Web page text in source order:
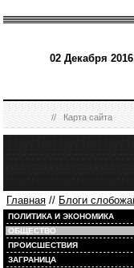
02 Декабря 2016
//Карта сайта
Главная // Блоги
ПОЛИТИКА И ЭКОНОМИКА
ОБЩЕСТВО
ПРОИСШЕСТВИЯ
ЗАГРАНИЦА